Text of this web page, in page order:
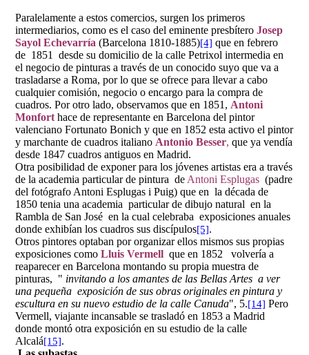
Paralelamente a estos comercios, surgen los primeros
intermediarios, como es el caso del eminente presbíteroJosep
Sayol Echevarría (Barcelona 1810-1885)[4] que en febrero
de 1851 desde su domicilio de la calle Petrixol intermedia en
el negocio de pinturas a través de un conocido suyo que va a
trasladarse a Roma, por lo que se ofrece para llevar a cabo
cualquier comisión, negocio o encargo para la compra de
cuadros. Por otro lado, observamos que en 1851, Antoni
Monfort hace de representante en Barcelona del pintor
valenciano Fortunato Bonich y que en 1852 esta activo el pintor
y marchante de cuadros italiano Antonio Besser, que ya vendía
desde 1847 cuadros antiguos en Madrid.
Otra posibilidad de exponer para los jóvenes artistas era a través
de la academia particular de pintura de Antoni Esplugas (padre
del fotógrafo Antoni Esplugas i Puig) que en la década de
1850 tenia una academia particular de dibujo natural en la
Rambla de San José en la cual celebraba exposiciones anuales
donde exhibían los cuadros sus discípulos[5].
Otros pintores optaban por organizar ellos mismos sus propias
exposiciones comoLluis Vermell que en 1852 volvería a
reaparecer en Barcelona montando su propia muestra de
pinturas, " invitando a los amantes de las Bellas Artes a ver
una pequeña exposición de sus obras originales en pintura y
escultura en su nuevo estudio de la calle Canuda", 5.[14] Pero
Vermell, viajante incansable se trasladó en 1853 a Madrid
donde montó otra exposición en su estudio de la calle
Alcalá[15].